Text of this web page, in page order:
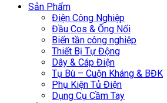
Sản Phẩm
Điện Công Nghiệp
Đầu Cos & Ống Nối
Biến tần công nghiệp
Thiết Bị Tự Động
Dây & Cáp Điện
Tụ Bù – Cuộn Kháng & BĐK
Phụ Kiện Tủ Điện
Dụng Cụ Cầm Tay